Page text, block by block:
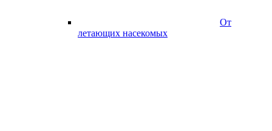
От
летающих насекомых